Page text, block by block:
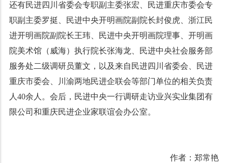
还有民进四川省委会专职副主委张宏、民进重庆市委会专
职副主委罗挺、民进中央开明画院副院长封俊虎、浙江民
进开明画院副院长王玮、民进中央开明画院理事、开明画
院美术馆（威海）执行院长张海龙、民进中央社会服务部
服务处二级调研员董文，以及来自民进四川省委会、民进
重庆市委会、川渝两地民进企联会等部门单位的相关负责
人40余人。会后，民进中央一行调研走访业兴实业集团有
限公司和重庆民进企业家联谊会办公室。
作者：郑常艳